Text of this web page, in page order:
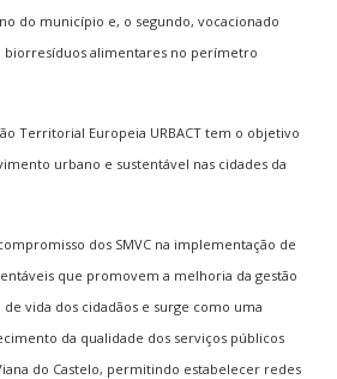
do município e, o segundo, vocacionado
biorresíduos alimentares no perímetro
Territorial Europeia URBACT tem o objetivo
urbano e sustentável nas cidades da
dos SMVC na implementação de
que promovem a melhoria da gestão
vida dos cidadãos e surge como uma
da qualidade dos serviços públicos
do Castelo, permitindo estabelecer redes